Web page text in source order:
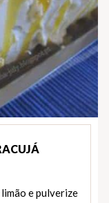
e pulverize